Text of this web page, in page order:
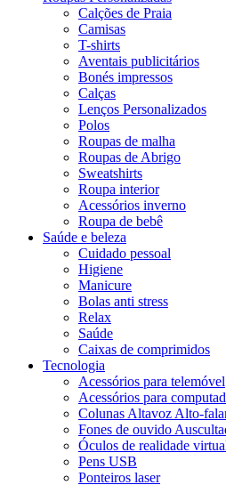
Calções de Praia
Camisas
T-shirts
Aventais publicitários
Bonés impressos
Calças
Lenços Personalizados
Polos
Roupas de malha
Roupas de Abrigo
Sweatshirts
Roupa interior
Acessórios inverno
Roupa de bebê
Saúde e beleza
Cuidado pessoal
Higiene
Manicure
Bolas anti stress
Relax
Saúde
Caixas de comprimidos
Tecnologia
Acessórios para telemóvel
Acessórios para
Colunas Altavoz Alto-
Fones de ouvido
Óculos de realidade
Pens USB
Ponteiros laser